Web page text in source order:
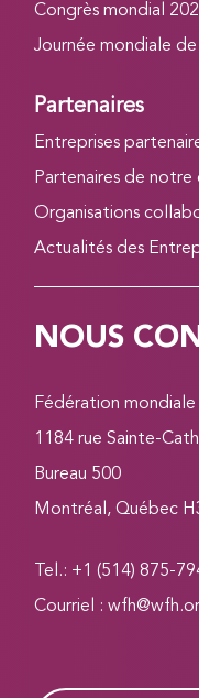
Congrès mondial
Journée mondiale de
Partenaires
Entreprises
Partenaires de notre
Organisations
Actualités des
NOUS
Fédération mondiale
1184 rue Sainte-
Bureau 500
Montréal, Québec
Tel.: +1 (514) 875-
Courriel :